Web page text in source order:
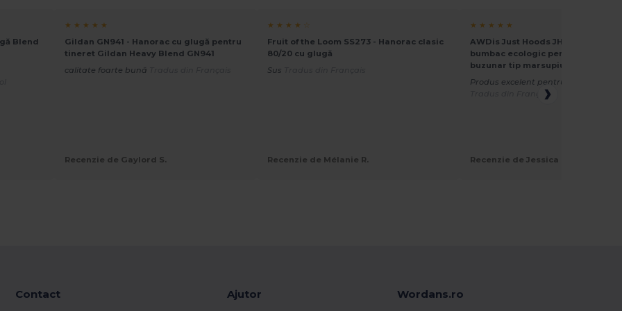
Blend
★ ★ ★ ★ ★
Gildan GN941 - Hanorac cu glugă pentru
tineret Gildan Heavy Blend GN941
calitate foarte bună
Recenzie de Gaylord S.
★ ★ ★ ★ ☆
Fruit of the Loom SS273 - Hanorac clasic
80/20 cu glugă
Sus
Recenzie de Mélanie R.
★ ★ ★ ★ ★
AWDis Just Hoods JH01J -
bumbac ecologic pentru copii cu
buzunar tip marsupiu
Produs excelent pentru
Tradus din Français
Recenzie de Jessica M.
Contact Ajutor Wordans.ro